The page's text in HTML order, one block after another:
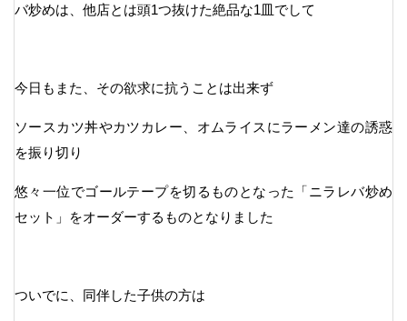
バ炒めは、他店とは頭1つ抜けた絶品な1皿でして
今日もまた、その欲求に抗うことは出来ず
ソースカツ丼やカツカレー、オムライスにラーメン達の誘惑
を振り切り
悠々一位でゴールテープを切るものとなった「ニラレバ炒め
セット」をオーダーするものとなりました
ついでに、同伴した子供の方は